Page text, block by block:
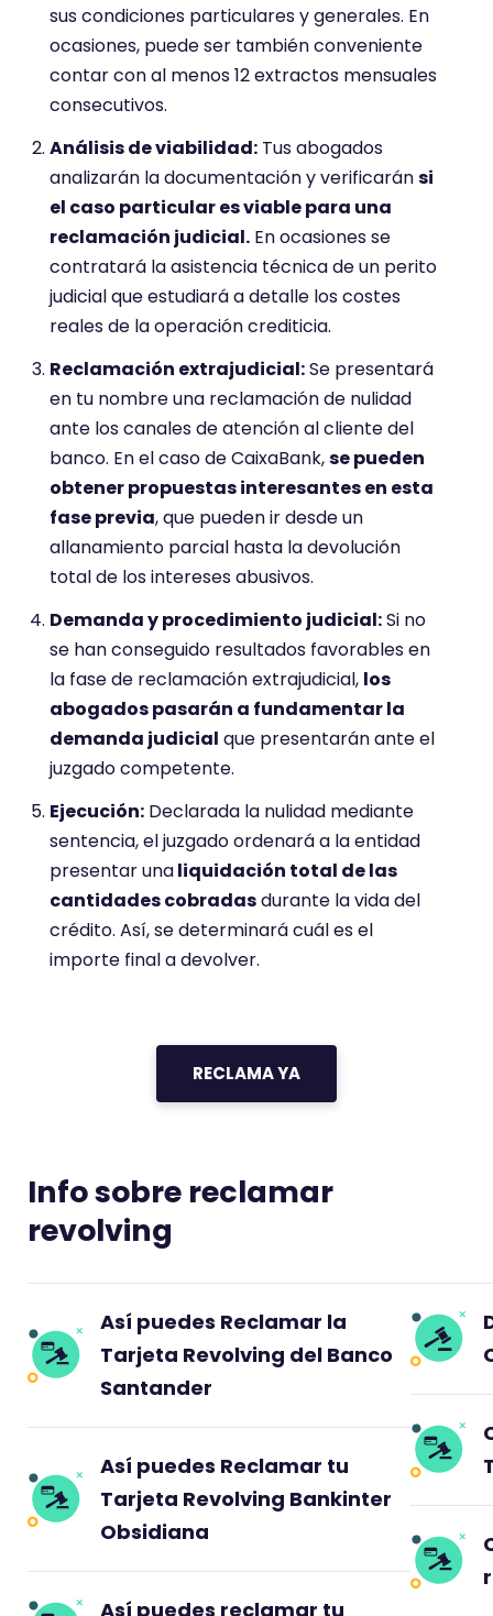
sus condiciones particulares y generales. En
ocasiones, puede ser también conveniente
contar con al menos 12 extractos mensuales
consecutivos.
Análisis de viabilidad: Tus abogados
analizarán la documentación y verificaránsi
el caso particular es viable para una
reclamación judicial. En ocasiones se
contratará la asistencia técnica de un perito
judicial que estudiará a detalle los costes
reales de la operación crediticia.
Reclamación extrajudicial:Se presentará
en tu nombre una reclamación de nulidad
ante los canales de atención al cliente del
banco. En el caso de CaixaBank,se pueden
obtener propuestas interesantes en esta
fase previa, que pueden ir desde un
allanamiento parcial hasta la devolución
total de los intereses abusivos.
Demanda y procedimiento judicial:Si no
se han conseguido resultados favorables en
la fase de reclamación extrajudicial, los
abogados pasarán a fundamentar la
demanda judicial que presentarán ante el
juzgado competente.
Ejecución: Declarada la nulidad mediante
sentencia, el juzgado ordenará a la entidad
presentar unaliquidación total de las
cantidades cobradasdurante la vida del
crédito. Así, se determinará cuál es el
importe final a devolver.
RECLAMA YA
Info sobre reclamar
revolving
Así puedes Reclamar la
Tarjeta Revolving del Banco
Santander
Así puedes Reclamar tu
Tarjeta Revolving Bankinter
Obsidiana
Así puedes reclamar tu